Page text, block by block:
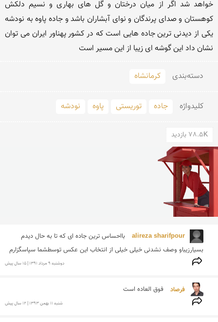
نشان داد این گوشه ای زیبا از این مسیر است
دسته‌بندی کرمانشاه
کلید‌واژه جاده توریستی پاوه نودشه
78.5K بازدید
alireza sharifpour
بسیارزیباو وصف نشدنی خیلی خیلی از انتخاب این عکس توسطشما سپاسگزارم
دوشنبه 9 مرداد 1391 | 15 سال پیش
فرصاد فوق العاده است
شنبه 11 بهمن 1393 | 12 سال پیش